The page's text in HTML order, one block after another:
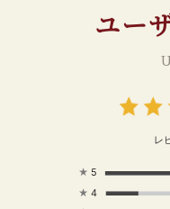
ながりたい #instafood #
暮らしを愉しむ #クロワッ
カルポーネチーズ #サンド
ユー
レ
★ 5
★ 4